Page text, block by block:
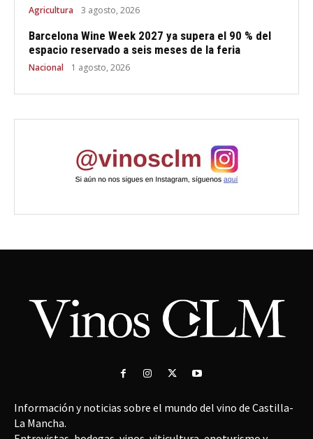
Agricultura 3 agosto, 2026
Barcelona Wine Week 2027 ya supera el 90 % del
espacio reservado a seis meses de la feria
Nacional 1 agosto, 2026
Información y noticias sobre el mundo del vino de Castilla-
La Mancha.